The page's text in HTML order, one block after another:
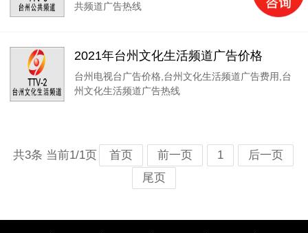
共频道广告热线
2021年台州文化生活频道广告价格
台州电视台广告价格,台州文化生活频道广告费用,台
州文化生活频道广告热线
共3条 当前1/1页 首页 前一页 1
后一页
尾页